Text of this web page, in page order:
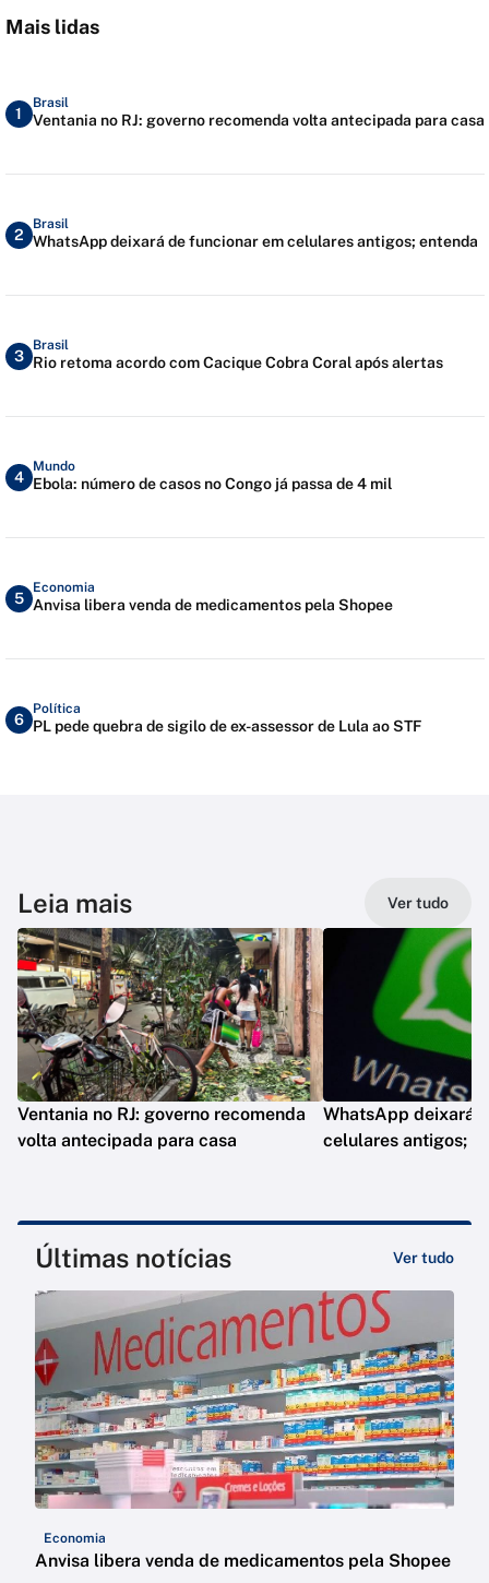
Mais lidas
1
Brasil
Ventania no RJ: governo recomenda volta antecipada para casa
2
Brasil
WhatsApp deixará de funcionar em celulares antigos; entenda
3
Brasil
Rio retoma acordo com Cacique Cobra Coral após alertas
4
Mundo
Ebola: número de casos no Congo já passa de 4 mil
5
Economia
Anvisa libera venda de medicamentos pela Shopee
6
Política
PL pede quebra de sigilo de ex-assessor de Lula ao STF
Leia mais Ver tudo
Ventania no RJ: governo recomenda
volta antecipada para casa
WhatsApp deixará
celulares antigos;
Últimas notícias Ver tudo
Economia
Anvisa libera venda de medicamentos pela Shopee